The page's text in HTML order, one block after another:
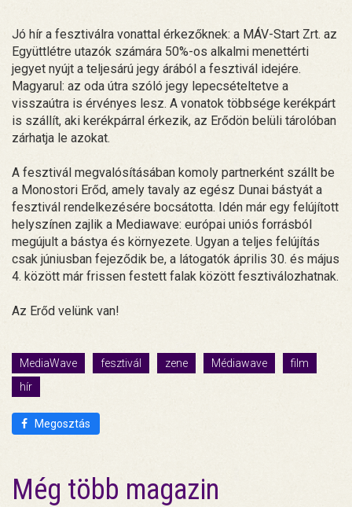
Jó hír a fesztiválra vonattal érkezőknek: a MÁV-Start Zrt. az
Együttlétre utazók számára 50%-os alkalmi menettérti
jegyet nyújt a teljesárú jegy árából a fesztivál idejére.
Magyarul: az oda útra szóló jegy lepecsételtetve a
visszaútra is érvényes lesz. A vonatok többsége kerékpárt
is szállít, aki kerékpárral érkezik, az Erődön belüli tárolóban
zárhatja le azokat.
A fesztivál megvalósításában komoly partnerként szállt be
a Monostori Erőd, amely tavaly az egész Dunai bástyát a
fesztivál rendelkezésére bocsátotta. Idén már egy felújított
helyszínen zajlik a Mediawave: európai uniós forrásból
megújult a bástya és környezete. Ugyan a teljes felújítás
csak júniusban fejeződik be, a látogatók április 30. és május
4. között már frissen festett falak között fesztiválozhatnak.
Az Erőd velünk van!
MediaWave fesztivál zene Médiawave
film
hír
Megosztás
Még több magazin